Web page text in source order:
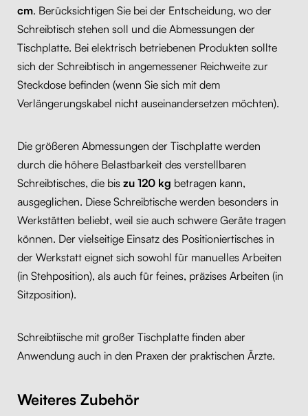
cm. Berücksichtigen Sie bei der Entscheidung, wo der
Schreibtisch stehen soll und die Abmessungen der
Tischplatte. Bei elektrisch betriebenen Produkten sollte
sich der Schreibtisch in angemessener Reichweite zur
Steckdose befinden (wenn Sie sich mit dem
Verlängerungskabel nicht auseinandersetzen möchten).
Die größeren Abmessungen der Tischplatte werden
durch die höhere Belastbarkeit des verstellbaren
Schreibtisches, die bis zu 120 kg betragen kann,
ausgeglichen. Diese Schreibtische werden besonders in
Werkstätten beliebt, weil sie auch schwere Geräte tragen
können. Der vielseitige Einsatz des Positioniertisches in
der Werkstatt eignet sich sowohl für manuelles Arbeiten
(in Stehposition), als auch für feines, präzises Arbeiten (in
Sitzposition).
Schreibtiische mit großer Tischplatte finden aber
Anwendung auch in den Praxen der praktischen Ärzte.
Weiteres Zubehör